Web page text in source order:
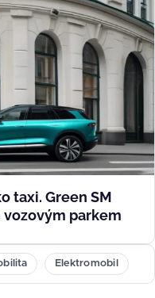
taxi. Green SM
parkem
Elektromobil